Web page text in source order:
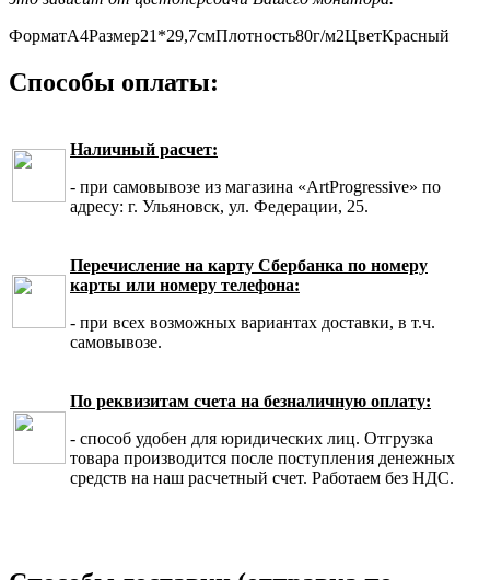
ФорматА4Размер21*29,7смПлотность80г/м2ЦветКрасный
Способы оплаты:
Наличный расчет:
- при самовывозе из магазина «ArtProgressive» по
адресу: г. Ульяновск, ул. Федерации, 25.
Перечисление на карту Сбербанка по номеру
карты или номеру телефона:
- при всех возможных вариантах доставки, в т.ч.
самовывозе.
По реквизитам счета на безналичную оплату:
- способ удобен для юридических лиц. Отгрузка
товара производится после поступления денежных
средств на наш расчетный счет. Работаем без НДС.